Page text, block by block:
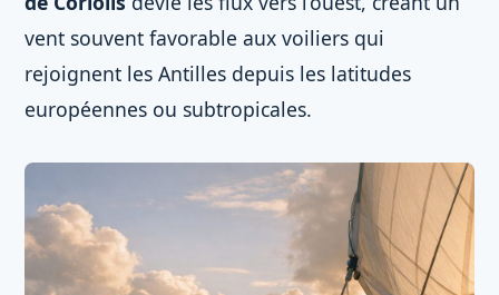
vent souvent favorable aux voiliers qui
rejoignent les Antilles depuis les latitudes
européennes ou subtropicales.